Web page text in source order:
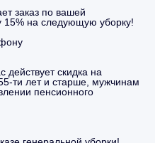
заказ по вашей
15% на следующую уборку!
скидка на
ти лет и старше, мужчинам
пенсионного